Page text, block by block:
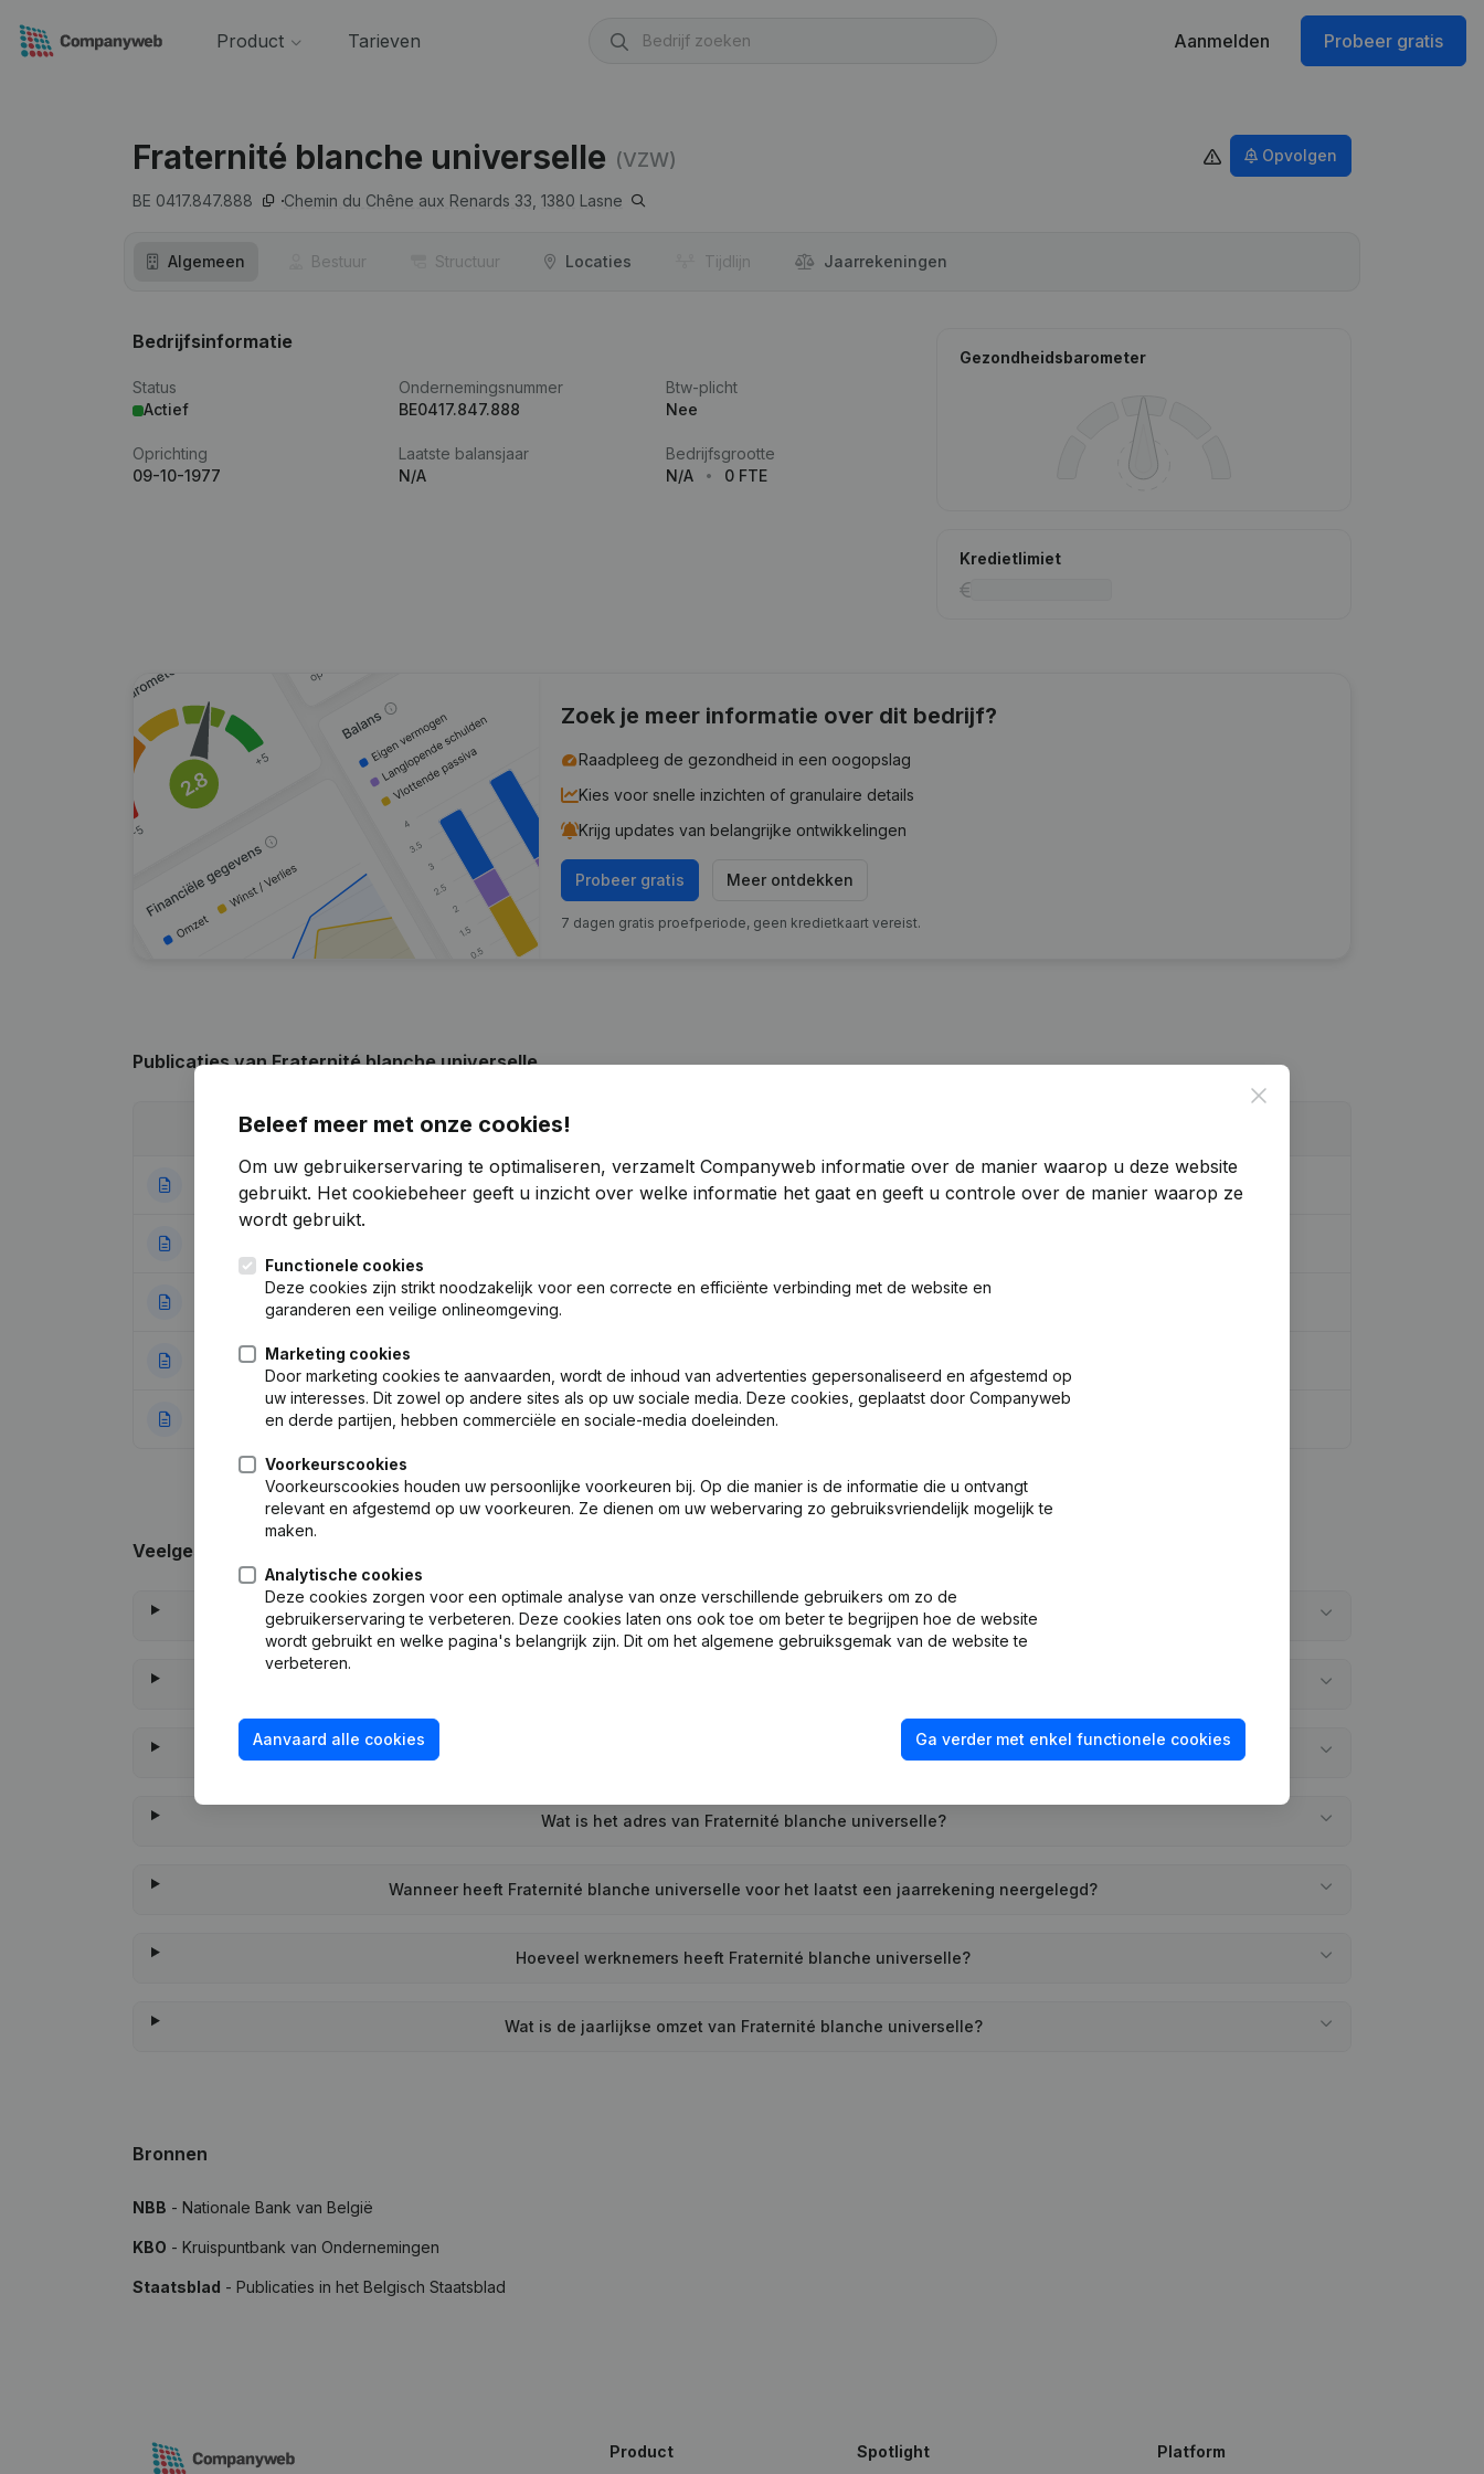
Product Tarieven Aanmelden Probeer gratis
Fraternité blanche universelle (VZW)
BE 0417.847.888 Chemin du Chêne aux Renards 33, 1380 Lasne
Opvolgen
Algemeen Bestuur Structuur Locaties Tijdlijn Jaar­rekeningen
Bedrijfsinformatie
Status
Actief
Ondernemingsnummer
BE0417.847.888
Btw-plicht
Nee
Oprichting
09-10-1977
Laatste balansjaar
N/A
Bedrijfsgrootte
N/A
0 FTE
Gezondheidsbarometer
Kredietlimiet
Zoek je meer informatie over dit bedrijf?
Raadpleeg de gezondheid in een oogopslag
Kies voor snelle inzichten of granulaire details
Krijg updates van belangrijke ontwikkelingen
Probeer gratis Meer ontdekken
7 dagen gratis proefperiode, geen kredietkaart vereist.
Publicatiesvan Fraternité blanche universelle
Publicatie
21-10-2024 Ontslagnemingen, Benoemingen
Ontslagnemingen, Benoemingen
25-06-2019 Algemene vergadering - Boekjaar
25-06-2018 Ontslagnemingen, Benoemingen(FR)
Veelgestelde vragen
Wat is het ondernemingsnummer van Fraternité blanche universelle
Wanneer werd Fraternité blanche universelle opgericht?
Wat is het adres van Fraternité blanche universelle?
Wanneer heeft Fraternité blanche universelle voor het laatst een jaarrekening neergelegd?
Hoeveel werknemers heeft Fraternité blanche universelle?
Wat is de jaarlijkse omzet van Fraternité blanche universelle?
Bronnen
NBB - Nationale Bank van België
KBO - Kruispuntbank van Ondernemingen
Staatsblad - Publicaties in het Belgisch Staatsblad
Close
Beleef meer met onze cookies!
Om uw gebruikerservaring te optimaliseren, verzamelt Companyweb informatie over de manier waarop u deze website
gebruikt. Het cookiebeheer geeft u inzicht over welke informatie het gaat en geeft u controle over de manier waarop ze
wordt gebruikt.
Functionele cookies
Deze cookies zijn strikt noodzakelijk voor een correcte en efficiënte verbinding met de website en
garanderen een veilige onlineomgeving.
Marketing cookies
Door marketing cookies te aanvaarden, wordt de inhoud van advertenties gepersonaliseerd en afgestemd op
uw interesses. Dit zowel op andere sites als op uw sociale media. Deze cookies, geplaatst door Companyweb
en derde partijen, hebben commerciële en sociale-media doeleinden.
Voorkeurscookies
Voorkeurscookies houden uw persoonlijke voorkeuren bij. Op die manier is de informatie die u ontvangt
relevant en afgestemd op uw voorkeuren. Ze dienen om uw webervaring zo gebruiksvriendelijk mogelijk te
maken.
Analytische cookies
Deze cookies zorgen voor een optimale analyse van onze verschillende gebruikers om zo de
gebruikerservaring te verbeteren. Deze cookies laten ons ook toe om beter te begrijpen hoe de website
wordt gebruikt en welke pagina's belangrijk zijn. Dit om het algemene gebruiksgemak van de website te
verbeteren.
Aanvaard alle cookies Ga verder met enkel functionele cookies
Product Spotlight Platform